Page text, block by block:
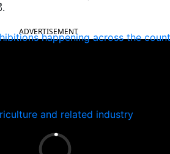
happening across the
and related industry
ADVERTISEMENT